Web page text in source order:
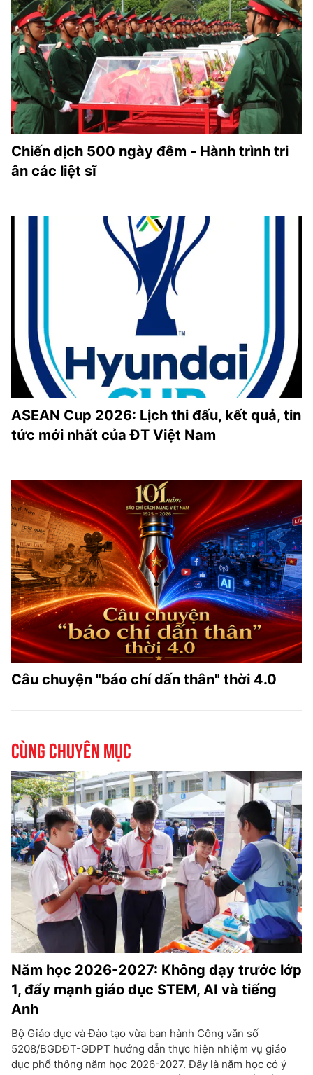
Chiến dịch 500 ngày đêm - Hành trình tri
ân các liệt sĩ
ASEAN Cup 2026: Lịch thi đấu, kết quả, tin
tức mới nhất của ĐT Việt Nam
Câu chuyện "báo chí dấn thân" thời 4.0
Cùng chuyên mục
Năm học 2026-2027: Không dạy trước lớp
1, đẩy mạnh giáo dục STEM, AI và tiếng
Anh
Bộ Giáo dục và Đào tạo vừa ban hành Công văn số
5208/BGDĐT-GDPT hướng dẫn thực hiện nhiệm vụ giáo
dục phổ thông năm học 2026-2027. Đây là năm học có ý